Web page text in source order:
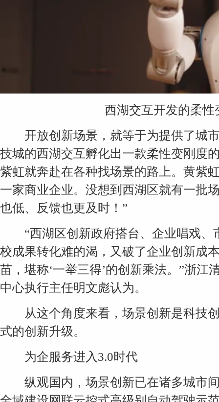
西湖交互开发的柔性
开放创新场景，就等于为提供了城市
技城的西湖交互孵化出一款柔性变刚度
紫虹就奔赴在各种找场景的路上。黄紫
一家商业企业。没想到西湖区就有一批
也低、反馈也更及时！”
“西湖区创新政府搭台、企业唱戏、
校成果转化难的渴，又破了企业创新成
苗，堪称‘一举三得’的创新乘法。”浙江
中心执行主任明文彪认为。
从这个角度来看，场景创新是科技创
式的创新升级。
为企服务进入3.0时代
纵观国内，场景创新已在诸多城市间